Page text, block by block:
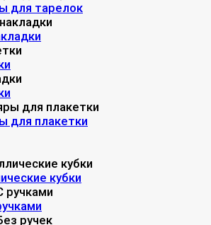
для тарелок
для плакетки
кубки